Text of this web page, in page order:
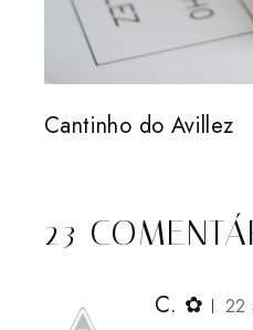
Cantinho do Avillez
23
C. ✿
22